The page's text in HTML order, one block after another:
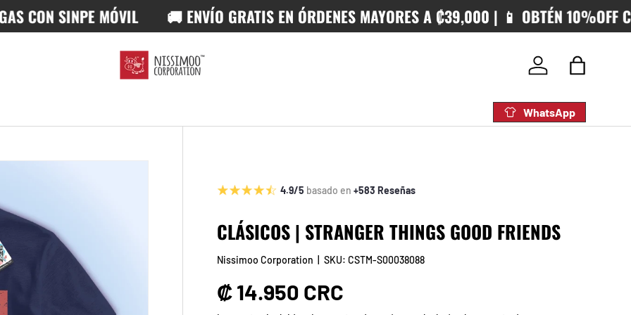
SINPE MÓVIL 🚚 ENVÍO GRATIS EN ÓRDENES MAYORES A ₡39,000 | 📱 OBTÉN 10%OFF
Iniciar sesión
Bolsa
WhatsApp
4.9/5 basado en+583 Reseñas
CLÁSICOS | STRANGER THINGS GOOD FRIENDS
Nissimoo Corporation |SKU: CSTM-S00038088
Precio normal
₡ 14.950 CRC